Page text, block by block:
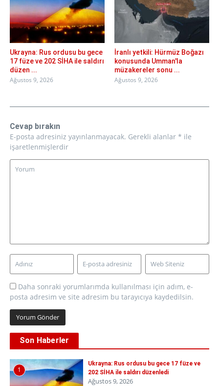
Ukrayna: Rus ordusu bu gece
17 füze ve 202 SİHA ile saldırı
düzen ...
Ağustos 9, 2026
İranlı yetkili: Hürmüz Boğazı
konusunda Umman'la
müzakereler sonu ...
Ağustos 9, 2026
Cevap bırakın
E-posta adresiniz yayınlanmayacak. Gerekli alanlar * ile
işaretlenmişlerdir
Daha sonraki yorumlarımda kullanılması için adım, e-
posta adresim ve site adresim bu tarayıcıya kaydedilsin.
Son Haberler
1
Ukrayna: Rus ordusu bu gece 17 füze ve
202 SİHA ile saldırı düzenledi
Ağustos 9, 2026